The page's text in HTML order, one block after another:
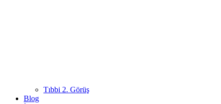
Tıbbi 2. Görüş
Blog